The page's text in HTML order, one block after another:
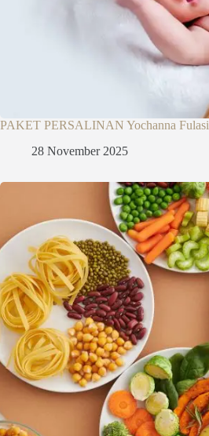
PAKET PERSALINAN Yochanna Fulasi
28 November 2025